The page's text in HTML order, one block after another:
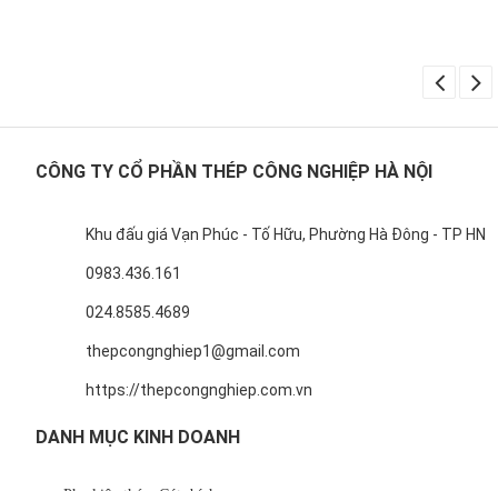
CÔNG TY CỔ PHẦN THÉP CÔNG NGHIỆP HÀ NỘI
Khu đấu giá Vạn Phúc - Tố Hữu, Phường Hà Đông - TP HN
0983.436.161
024.8585.4689
thepcongnghiep1@gmail.com
https://thepcongnghiep.com.vn
DANH MỤC KINH DOANH